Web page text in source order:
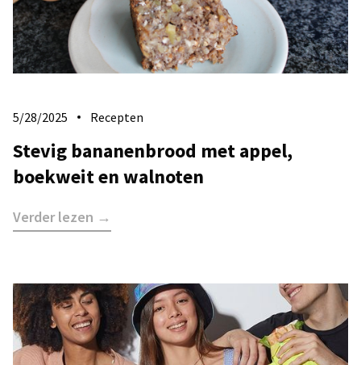
5/28/2025 Recepten
Stevig bananenbrood met appel,
boekweit en walnoten
Verder lezen →